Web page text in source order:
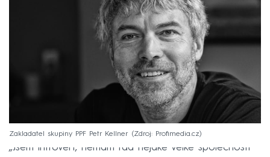
Zakladatel skupiny PPF Petr Kellner Zdroj: Profimedia.cz
„Jsem introvert, nemám rád nějaké velké společnosti